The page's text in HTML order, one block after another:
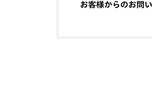
お客様からのお問